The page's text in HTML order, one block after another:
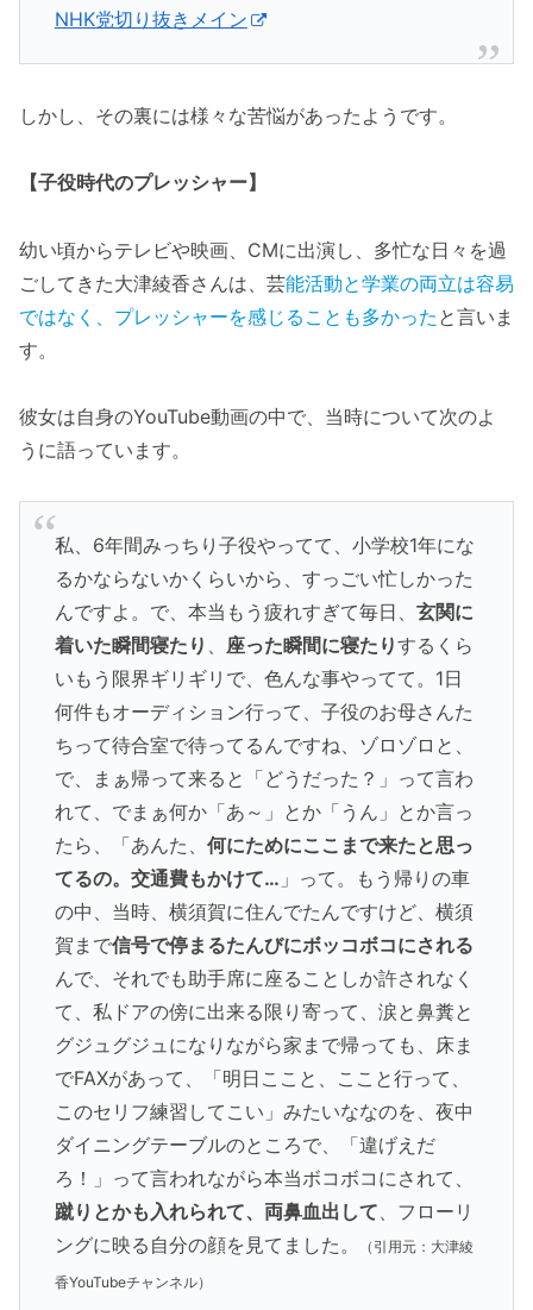
NHK党切り抜きメイン
しかし、その裏には様々な苦悩があったようです。
【子役時代のプレッシャー】
幼い頃からテレビや映画、CMに出演し、多忙な日々を過
ごしてきた大津綾香さんは、芸能活動と学業の両立は容易
ではなく 、 プレッシャーを感じることも多かった と言いま
す。
彼女は自身のYouTube動画の中で、当時について次のよ
うに語っています。
私、6年間みっちり子役やってて、小学校1年にな
るかならないかくらいから、すっごい忙しかった
んですよ。で、本当もう疲れすぎて毎日、 玄関に
着いた瞬間寝たり 、 座った瞬間に寝たりするくら
いもう限界ギリギリで、色んな事やってて。1日
何件もオーディション行って、子役のお母さんた
ちって待合室で待ってるんですね、ゾロゾロと、
で、まぁ帰って来ると「どうだった？」って言わ
れて、でまぁ何か「あ～」とか「うん」とか言っ
たら、「あんた、 何にためにここまで来たと思っ
てるの。交通費もかけて… 」って。もう帰りの車
の中、当時、横須賀に住んでたんですけど、横須
賀まで信号で停まるたんびにボッコボコにされる
んで、それでも助手席に座ることしか許されなく
て、私ドアの傍に出来る限り寄って、涙と鼻糞と
グジュグジュになりながら家まで帰っても、床ま
でFAXがあって、「明日ここと、ここと行って、
このセリフ練習してこい」みたいななのを、夜中
ダイニングテーブルのところで、「違げえだ
ろ！」って言われながら本当ボコボコにされて、
蹴りとかも入れられて、両鼻血出して、フローリ
ングに映る自分の顔を見てました。
（引用元：大津綾
香YouTubeチャンネル）